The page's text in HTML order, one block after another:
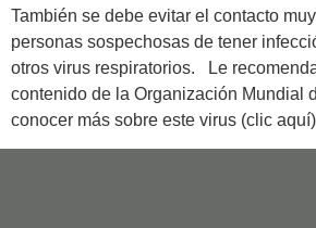
También se debe evitar el contacto
personas sospechosas de tener
otros virus respiratorios. Le
contenido de la Organización Mundial
conocer más sobre este virus (clic aquí)